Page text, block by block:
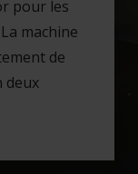
pour les
machine
de
deux